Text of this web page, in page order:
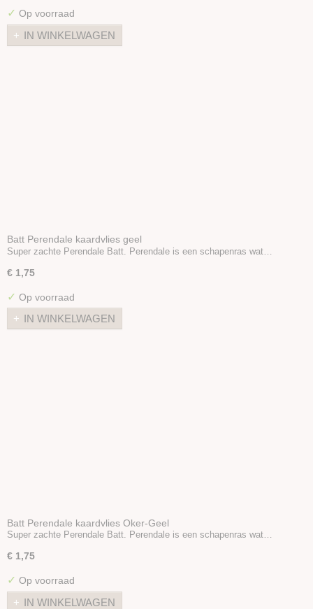
✓ Op voorraad
IN WINKELWAGEN
Batt Perendale kaardvlies geel
Super zachte Perendale Batt. Perendale is een schapenras wat…
€ 1,75
✓ Op voorraad
IN WINKELWAGEN
Batt Perendale kaardvlies Oker-Geel
Super zachte Perendale Batt. Perendale is een schapenras wat…
€ 1,75
✓ Op voorraad
IN WINKELWAGEN